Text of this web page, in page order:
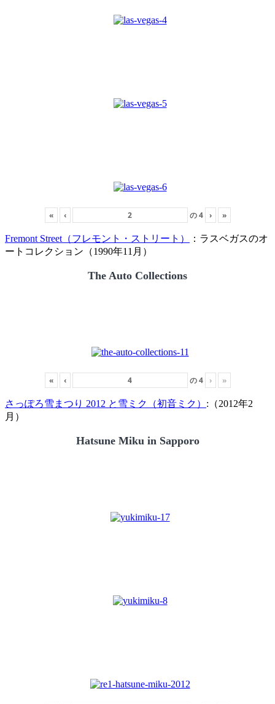
« ‹ の4 › »
Fremont Street（フレモント・ストリート）
：ラスベガスのオ
ートコレクション（1990年11月）
The Auto Collections
« ‹ の4 › »
さっぽろ雪まつり 2012 と雪ミク（初音ミク） :（2012年2
月）
Hatsune Miku in Sapporo